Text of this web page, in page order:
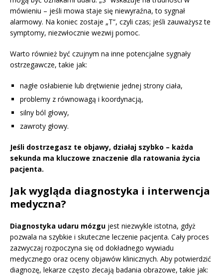
mówieniu – jeśli mowa staje się niewyraźna, to sygnał
alarmowy. Na koniec zostaje „T”, czyli czas; jeśli zauważysz te
symptomy, niezwłocznie wezwij pomoc.
Warto również być czujnym na inne potencjalne sygnały
ostrzegawcze, takie jak:
nagłe osłabienie lub drętwienie jednej strony ciała,
problemy z równowagą i koordynacją,
silny ból głowy,
zawroty głowy.
Jeśli dostrzegasz te objawy, działaj szybko – każda
sekunda ma kluczowe znaczenie dla ratowania życia
pacjenta.
Jak wygląda diagnostyka i interwencja
medyczna?
Diagnostyka udaru mózgu jest niezwykle istotna, gdyż
pozwala na szybkie i skuteczne leczenie pacjenta. Cały proces
zazwyczaj rozpoczyna się od dokładnego wywiadu
medycznego oraz oceny objawów klinicznych. Aby potwierdzić
diagnozę, lekarze często zlecają badania obrazowe, takie jak: